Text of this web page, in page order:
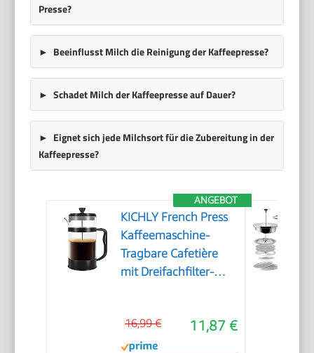
Presse?
Beeinflusst Milch die Reinigung der Kaffeepresse?
Schadet Milch der Kaffeepresse auf Dauer?
Eignet sich jede Milchsort für die Zubereitung in der
Kaffeepresse?
ANGEBOT
KICHLY French Press
Kaffeemaschine-
Tragbare Cafetière
mit Dreifachfilter-
Große Karaffe-
1000ml / 1 litre /
11,87 €
16,99 €